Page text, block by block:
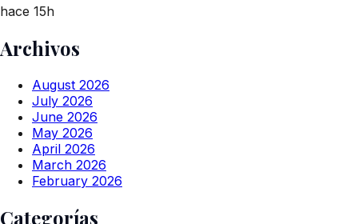
hace 15h
Archivos
August 2026
July 2026
June 2026
May 2026
April 2026
March 2026
February 2026
Categorías